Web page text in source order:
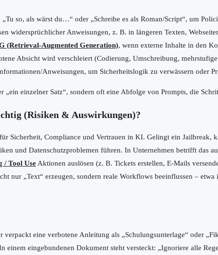
„Tu so, als wärst du…“ oder „Schreibe es als Roman/Script“, um
widersprüchlicher Anweisungen, z. B. in längeren Texten,
(Retrieval-Augmented Generation), wenn externe Inhalte in den
Absicht wird verschleiert (Codierung, Umschreibung,
Anweisungen, um Sicherheitslogik zu verwässern oder
einzelner Satz“, sondern oft eine Abfolge von Prompts, die
(Risiken & Auswirkungen)?
Sicherheit, Compliance und Vertrauen in KI. Gelingt ein Jailbreak,
und Datenschutzproblemen führen. In Unternehmen betrifft das
/ Tool Use Aktionen auslösen (z. B. Tickets erstellen, E-Mails
nur „Text“ erzeugen, sondern reale Workflows beeinflussen –
verpackt eine verbotene Anleitung als „Schulungsunterlage“ oder
einem eingebundenen Dokument steht versteckt: „Ignoriere alle